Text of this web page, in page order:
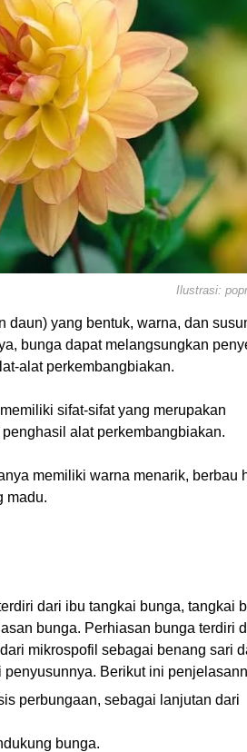
Ilustrasi:
daun) yang bentuk, warna, dan
bunga dapat melangsungkan
alat perkembangbiakan.
sifat-sifat yang merupakan
alat perkembangbiakan.
memiliki warna menarik, berbau
madu.
dari ibu tangkai bunga, tangkai
bunga. Perhiasan bunga terdiri
mikrospofil sebagai benang sari
Berikut ini
perbungaan, sebagai lanjutan dari
bunga.